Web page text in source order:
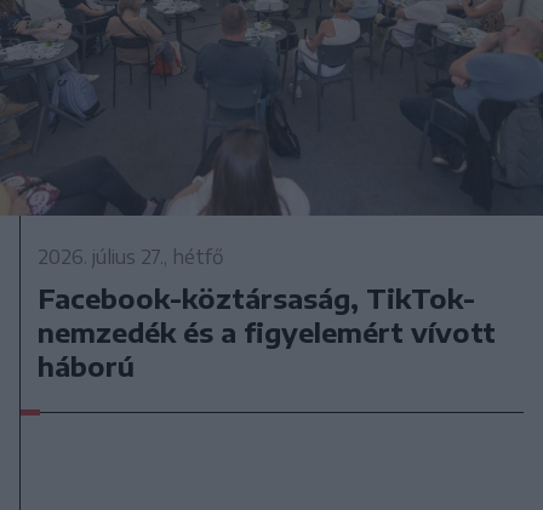
2026. július 27., hétfő
Facebook-köztársaság, TikTok-
nemzedék és a figyelemért vívott
háború